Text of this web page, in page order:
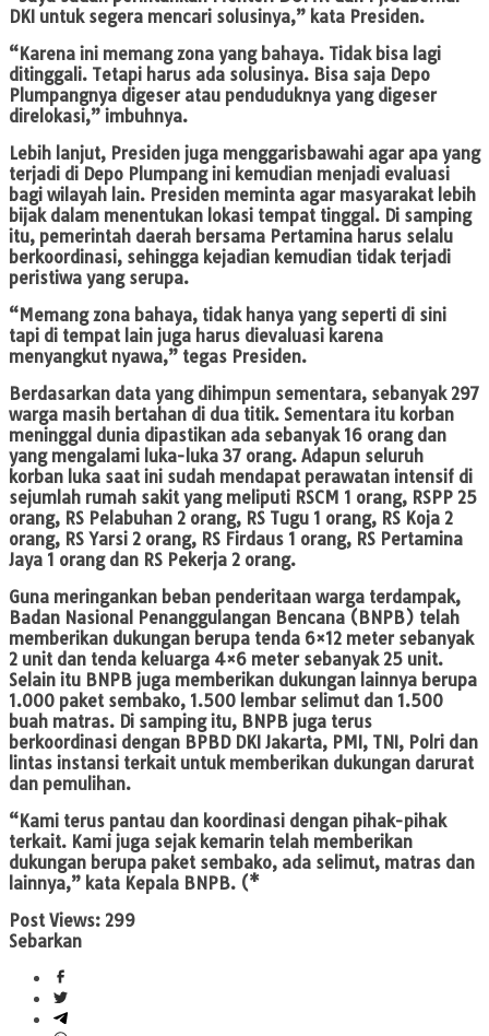
DKI untuk segera mencari solusinya,” kata Presiden.
“Karena ini memang zona yang bahaya. Tidak bisa lagi
ditinggali. Tetapi harus ada solusinya. Bisa saja Depo
Plumpangnya digeser atau penduduknya yang digeser
direlokasi,” imbuhnya.
Lebih lanjut, Presiden juga menggarisbawahi agar apa yang
terjadi di Depo Plumpang ini kemudian menjadi evaluasi
bagi wilayah lain. Presiden meminta agar masyarakat lebih
bijak dalam menentukan lokasi tempat tinggal. Di samping
itu, pemerintah daerah bersama Pertamina harus selalu
berkoordinasi, sehingga kejadian kemudian tidak terjadi
peristiwa yang serupa.
“Memang zona bahaya, tidak hanya yang seperti di sini
tapi di tempat lain juga harus dievaluasi karena
menyangkut nyawa,” tegas Presiden.
Berdasarkan data yang dihimpun sementara, sebanyak 297
warga masih bertahan di dua titik. Sementara itu korban
meninggal dunia dipastikan ada sebanyak 16 orang dan
yang mengalami luka-luka 37 orang. Adapun seluruh
korban luka saat ini sudah mendapat perawatan intensif di
sejumlah rumah sakit yang meliputi RSCM 1 orang, RSPP 25
orang, RS Pelabuhan 2 orang, RS Tugu 1 orang, RS Koja 2
orang, RS Yarsi 2 orang, RS Firdaus 1 orang, RS Pertamina
Jaya 1 orang dan RS Pekerja 2 orang.
Guna meringankan beban penderitaan warga terdampak,
Badan Nasional Penanggulangan Bencana (BNPB) telah
memberikan dukungan berupa tenda 6×12 meter sebanyak
2 unit dan tenda keluarga 4×6 meter sebanyak 25 unit.
Selain itu BNPB juga memberikan dukungan lainnya berupa
1.000 paket sembako, 1.500 lembar selimut dan 1.500
buah matras. Di samping itu, BNPB juga terus
berkoordinasi dengan BPBD DKI Jakarta, PMI, TNI, Polri dan
lintas instansi terkait untuk memberikan dukungan darurat
dan pemulihan.
“Kami terus pantau dan koordinasi dengan pihak-pihak
terkait. Kami juga sejak kemarin telah memberikan
dukungan berupa paket sembako, ada selimut, matras dan
lainnya,” kata Kepala BNPB. (*
Post Views: 299
Sebarkan